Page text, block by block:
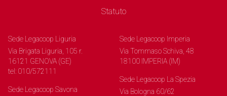
Statuto
Sede Legacoop Liguria
Via Brigata Liguria, 105 r.
16121 GENOVA (GE)
tel: 010/572111
Sede Legacoop Savona
Sede Legacoop Imperia
Via Tommaso Schiva, 48
18100 IMPERIA (IM)
Sede Legacoop La Spezia
Via Bologna 60/62